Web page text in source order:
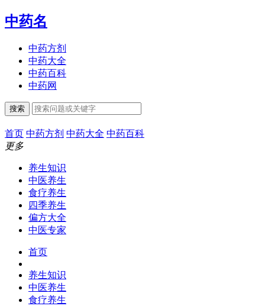
中药名
中药方剂
中药大全
中药百科
中药网
搜索
首页 中药方剂 中药大全 中药百科
更多
养生知识
中医养生
食疗养生
四季养生
偏方大全
中医专家
首页
养生知识
中医养生
食疗养生